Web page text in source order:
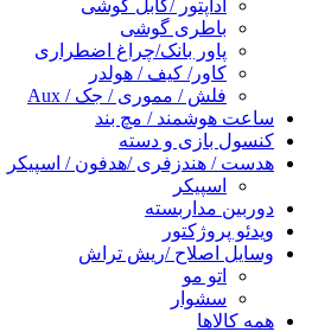
آداپتور /کابل گوشی
باطری گوشی
پاور بانک/چراغ اضطراری
کاور/ کیف / هولدر
فلش / مموری / جک / Aux
ساعت هوشمند / مچ بند
کنسول بازی و دسته
هدست / هندزفری /هدفون / اسپیکر
اسپیکر
دوربین مداربسته
ویدئو پروژکتور
وسایل اصلاح /ریش تراش
اتو مو
سشوار
همه کالاها